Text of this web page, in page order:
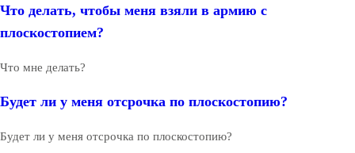
Что делать, чтобы меня взяли в армию с
плоскостопием?
Что мне делать?
Будет ли у меня отсрочка по плоскостопию?
Будет ли у меня отсрочка по плоскостопию?